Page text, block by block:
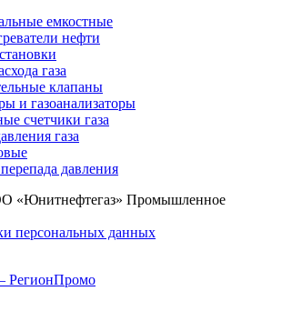
емкостные
нефти
газа
клапаны
и газоанализаторы
счетчики газа
газа
давления
«Юнитнефтегаз» Промышленное
персональных данных
РегионПромо